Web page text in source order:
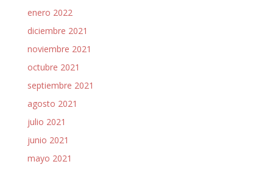
enero 2022
diciembre 2021
noviembre 2021
octubre 2021
septiembre 2021
agosto 2021
julio 2021
junio 2021
mayo 2021